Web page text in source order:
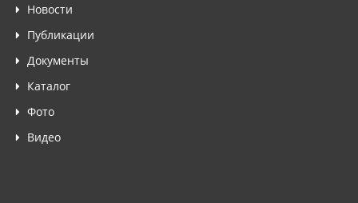
Новости
Публикации
Документы
Каталог
Фото
Видео